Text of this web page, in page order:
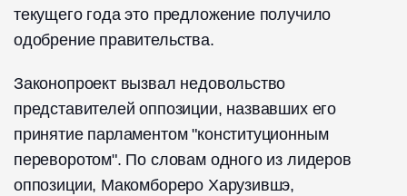
текущего года это предложение получило
одобрение правительства.
Законопроект вызвал недовольство
представителей оппозиции, назвавших его
принятие парламентом "конституционным
переворотом". По словам одного из лидеров
оппозиции, Макомбореро Харузившэ,